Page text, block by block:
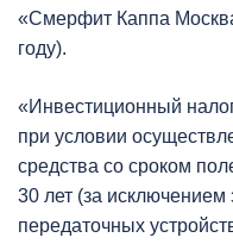
«Смерфит Каппа
году).
«Инвестиционный
при условии
средства со сроком
30 лет (за
передаточных